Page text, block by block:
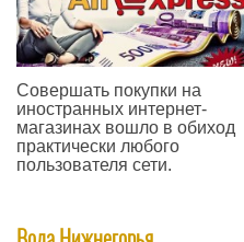
Совершать покупки на
иностранных интернет-
магазинах вошло в обиход
практически любого
пользователя сети.